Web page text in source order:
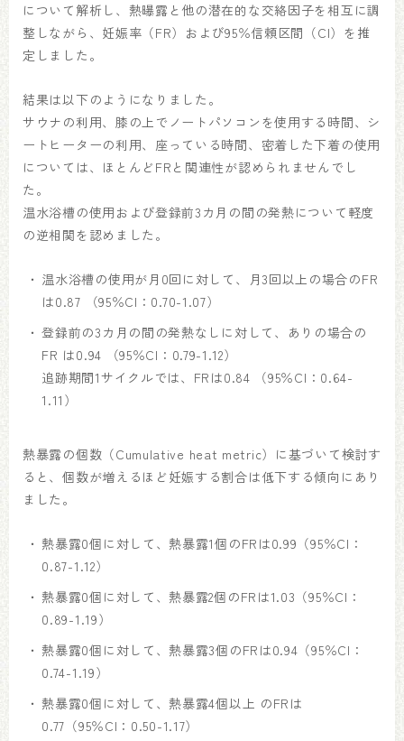
について解析し、熱曝露と他の潜在的な交絡因子を相互に調
整しながら、妊娠率（FR）および95％信頼区間（CI）を推
定しました。
結果は以下のようになりました。
サウナの利用、膝の上でノートパソコンを使用する時間、シ
ートヒーターの利用、座っている時間、密着した下着の使用
については、ほとんどFRと関連性が認められませんでし
た。
温水浴槽の使用および登録前3カ月の間の発熱について軽度
の逆相関を認めました。
温水浴槽の使用が月0回に対して、月3回以上の場合のFR
は0.87 （95％CI：0.70-1.07）
登録前の3カ月の間の発熱なしに対して、ありの場合の
FR は0.94 （95％CI：0.79-1.12）
追跡期間1サイクルでは、FRは0.84 （95％CI：0.64-
1.11）
熱暴露の個数（Cumulative heat metric）に基づいて検討す
ると、個数が増えるほど妊娠する割合は低下する傾向にあり
ました。
熱暴露0個に対して、熱暴露1個のFRは0.99（95％CI：
0.87-1.12）
熱暴露0個に対して、熱暴露2個のFRは1.03（95％CI：
0.89-1.19）
熱暴露0個に対して、熱暴露3個のFRは0.94（95％CI：
0.74-1.19）
熱暴露0個に対して、熱暴露4個以上 のFRは
0.77（95％CI：0.50-1.17）